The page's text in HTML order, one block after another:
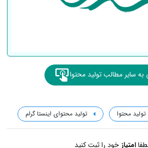
سایر مطالب تولید محتوا
تولید محتوا تولید محتوای اینستا گرام
امتیاز خود را ثبت کنید